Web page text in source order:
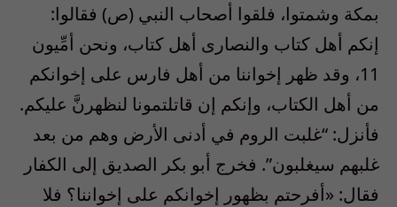
بمكة وشمتوا، فلقوا أصحاب النبي (ص) فقالوا:
إنكم أهل كتاب والنصارى أهل كتاب، ونحن أمِّيون
11، وقد ظهر إخواننا من أهل فارس على إخوانكم
من أهل الكتاب، وإنكم إن قاتلتمونا لنظهرنَّ عليكم.
فأنزل: “غلبت الروم في أدنى الأرض وهم من بعد
غلبهم سيغلبون”. فخرج أبو بكر الصديق إلى الكفار
فقال: «أفرحتم بظهور إخوانكم على إخواننا؟ فلا